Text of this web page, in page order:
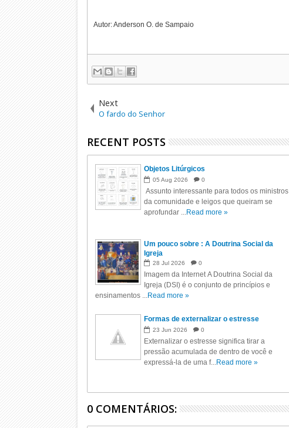
Autor: Anderson O. de Sampaio
Next
O fardo do Senhor
RECENT POSTS
Objetos Litúrgicos
05 Aug 2026 0
Assunto interessante para todos os ministros
da comunidade e leigos que queiram se
aprofundar ...Read more »
Um pouco sobre : A Doutrina Social da
Igreja
28 Jul 2026 0
Imagem da Internet A Doutrina Social da
Igreja (DSI) é o conjunto de princípios e
ensinamentos ...Read more »
Formas de externalizar o estresse
23 Jun 2026 0
Externalizar o estresse significa tirar a
pressão acumulada de dentro de você e
expressá-la de uma f...Read more »
0 COMENTÁRIOS: